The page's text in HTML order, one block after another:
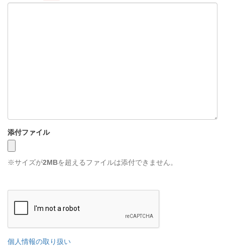
添付ファイル
※サイズが2MBを超えるファイルは添付できません。
個人情報の取り扱い